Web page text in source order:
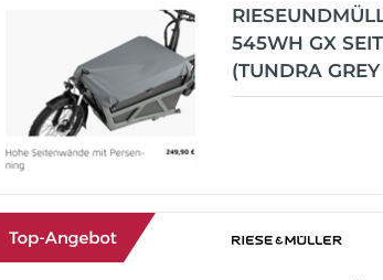
545WH GX
(TUNDRA